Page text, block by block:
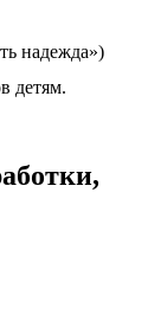
надежда»)
детям.